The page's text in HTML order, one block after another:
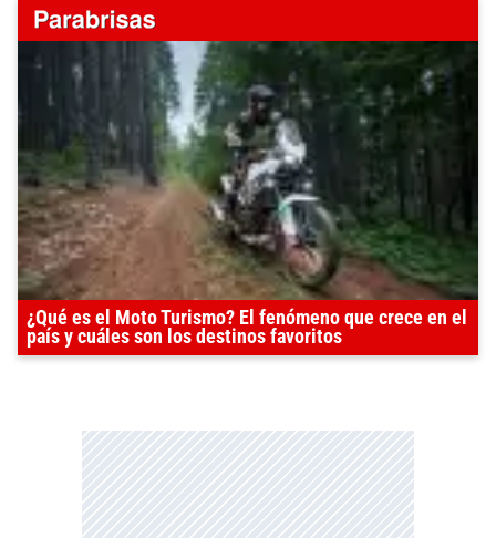
¿Qué es el Moto Turismo? El fenómeno que crece en el
país y cuáles son los destinos favoritos